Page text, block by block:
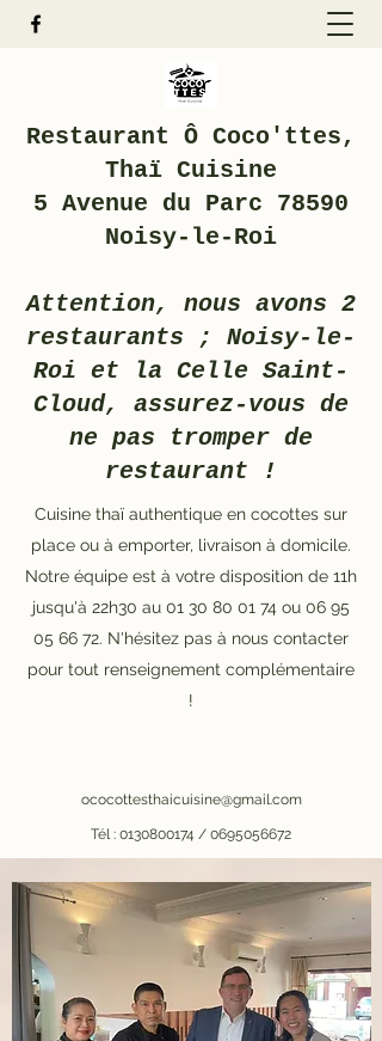
Restaurant Ô Coco'ttes,
Thaï Cuisine
5 Avenue du Parc 78590
Noisy-le-Roi
Attention, nous avons 2
restaurants ; Noisy-le-
Roi et la Celle Saint-
Cloud, assurez-vous de
ne pas tromper de
restaurant !
Cuisine thaï authentique en cocottes sur
place ou à emporter, livraison à domicile.
Notre équipe est à votre disposition de 11h
jusqu'à 22h30 au 01 30 80 01 74 ou 06 95
05 66 72. N'hésitez pas à nous contacter
pour tout renseignement complémentaire
!
ococottesthaicuisine@gmail.com
Tél : 0130800174 / 0695056672